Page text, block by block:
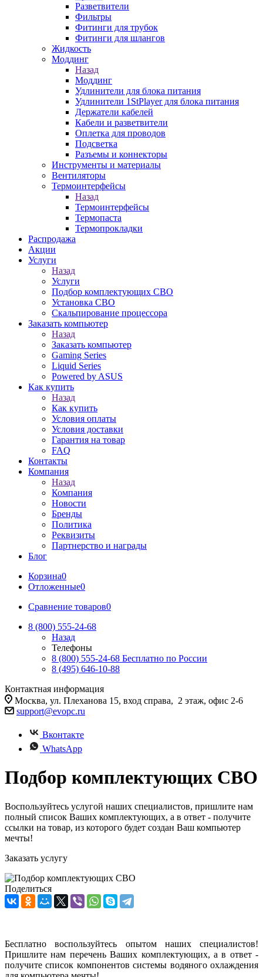
Разветвители
Фильтры
Фитинги для трубок
Фитинги для шлангов
Жидкость
Моддинг
Назад
Моддинг
Удлинители для блока питания
Удлинители 1StPlayer для блока питания
Держатели кабелей
Кабели и разветвители
Оплетка для проводов
Подсветка
Разъемы и коннекторы
Инструменты и материалы
Вентиляторы
Термоинтерфейсы
Назад
Термоинтерфейсы
Термопаста
Термопрокладки
Распродажа
Акции
Услуги
Назад
Услуги
Подбор комплектующих СВО
Установка СВО
Скальпирование процессора
Заказать компьютер
Назад
Заказать компьютер
Gaming Series
Liquid Series
Powered by ASUS
Как купить
Назад
Как купить
Условия оплаты
Условия доставки
Гарантия на товар
FAQ
Контакты
Компания
Назад
Компания
Новости
Бренды
Политика
Реквизиты
Партнерство и награды
Блог
Корзина0
Отложенные0
Сравнение товаров0
8 (800) 555-24-68
Назад
Телефоны
8 (800) 555-24-68 Бесплатно по России
8 (495) 646-10-88
Контактная информация
Москва, ул. Плеханова 15, вход справа, 2 этаж, офис 2-6
support@evopc.ru
Вконтакте
WhatsApp
Подбор комплектующих СВО
Воспользуйтесь услугой наших специалистов, пришлите нам
полный список Ваших комплектующих, а в ответ - получите
ссылки на товар, из которого будет создан Ваш компьютер
мечты!
Заказать услугу
Поделиться
Бесплатно воспользуйтесь опытом наших специалистов!
Пришлите нам перечень Ваших комплектующих, а в ответ -
получите список компонентов системы водяного охлаждения